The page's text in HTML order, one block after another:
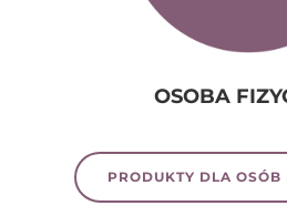
OSOBA
PRODUKTY DLA OSÓB